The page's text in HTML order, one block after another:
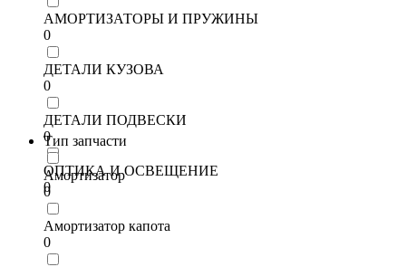
АМОРТИЗАТОРЫ И ПРУЖИНЫ
0
ДЕТАЛИ КУЗОВА
0
ДЕТАЛИ ПОДВЕСКИ
0
ОПТИКА И ОСВЕЩЕНИЕ
0
Тип запчасти
Амортизатор
0
Амортизатор капота
0